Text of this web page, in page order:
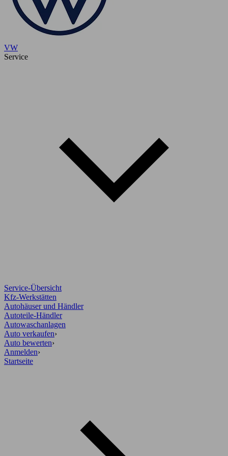
VW
Service
Service-Übersicht
Kfz-Werkstätten
Autohäuser und Händler
Autoteile-Händler
Autowaschanlagen
Auto verkaufen›
Auto bewerten›
Anmelden›
Startseite